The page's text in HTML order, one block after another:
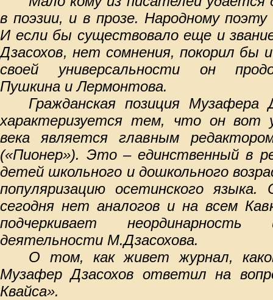
в поэзии, и в прозе. Народному
И если бы существовало еще и
Дзасохов, нет сомнения, покорил бы
своей универсальности он
Пушкина и Лермонтова.
Гражданская позиция Музафера
характеризуется тем, что он вот
века является главным
(«Пионер»). Это – единственный в
детей школьного и дошкольного
популяризацию осетинского языка.
сегодня нет аналогов и на всем
подчеркивает неординарность
деятельности М.Дзасохова.
О том, как живет журнал,
Музафер Дзасохов ответил на
Квайса».